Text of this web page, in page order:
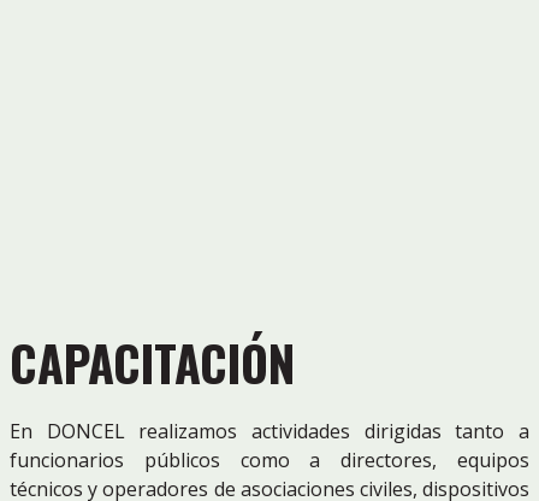
CAPACITACIÓN
En DONCEL realizamos actividades dirigidas tanto a
funcionarios públicos como a directores, equipos
técnicos y operadores de asociaciones civiles, dispositivos